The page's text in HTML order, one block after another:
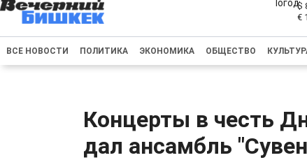
$
€
ВСЕ НОВОСТИ ПОЛИТИКА ЭКОНОМИКА ОБЩЕСТВО
Концерты в честь
дал ансамбль